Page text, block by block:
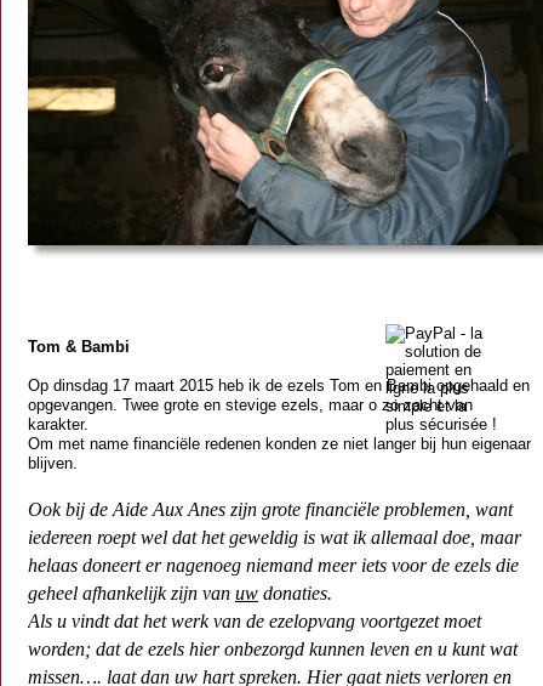
Tom & Bambi
Op dinsdag 17 maart 2015 heb ik de ezels Tom en Bambi opgehaald en
opgevangen. Twee grote en stevige ezels, maar o zo zacht van
karakter.
Om met name financiële redenen konden ze niet langer bij hun eigenaar
blijven.
Ook bij de Aide Aux Anes zijn grote financiële problemen, want
iedereen roept wel dat het geweldig is wat ik allemaal doe, maar
helaas doneert er nagenoeg niemand meer iets voor de ezels die
geheel afhankelijk zijn van uw donaties.
Als u vindt dat het werk van de ezelopvang voortgezet moet
worden; dat de ezels hier onbezorgd kunnen leven en u kunt wat
missen…. laat dan uw hart spreken. Hier gaat niets verloren en